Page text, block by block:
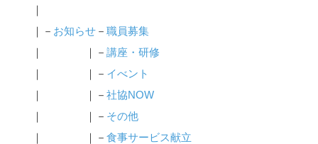
｜
｜－ お知らせ － 職員募集
｜ ｜－ 講座・研修
｜ ｜－ イべント
｜ ｜－ 社協NOW
｜ ｜－ その他
｜ ｜－ 食事サービス献立